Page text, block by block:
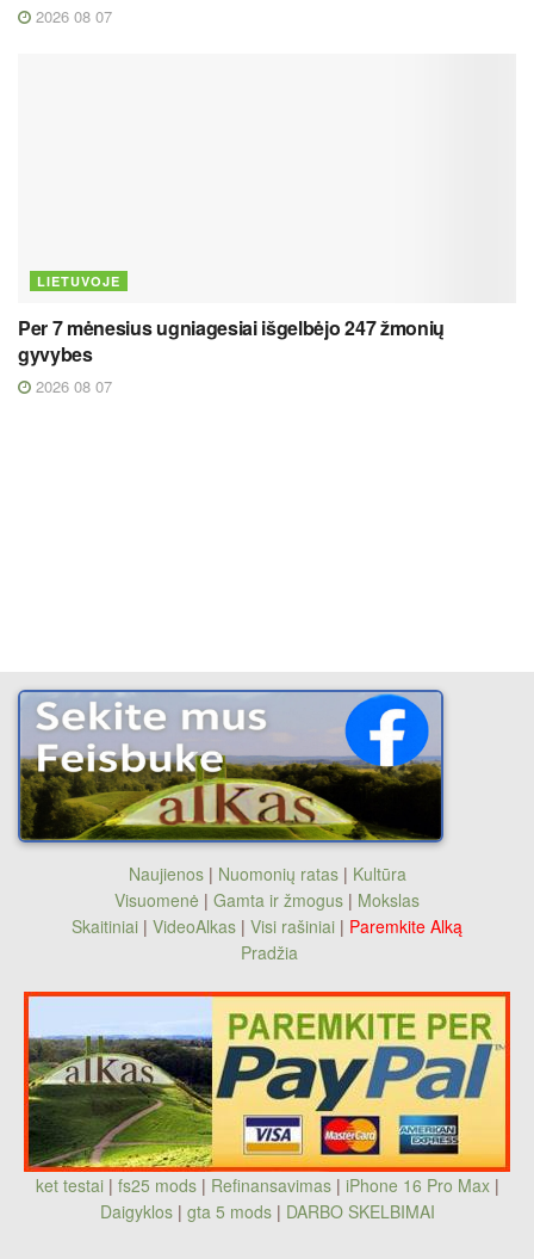
2026 08 07
LIETUVOJE
Per 7 mėnesius ugniagesiai išgelbėjo 247 žmonių
gyvybes
2026 08 07
Naujienos| Nuomonių ratas| Kultūra
Visuomenė | Gamta ir žmogus | Mokslas
Skaitiniai | VideoAlkas | Visi rašiniai | Paremkite Alką
Pradžia
ket testai | fs25 mods| Refinansavimas| iPhone 16 Pro Max|
Daigyklos| gta 5 mods | DARBO SKELBIMAI